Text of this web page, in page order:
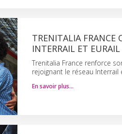
TRENITALIA FRANCE
INTERRAIL ET EURAIL
Trenitalia France renforce
rejoignant le réseau Interrail
En savoir plus…